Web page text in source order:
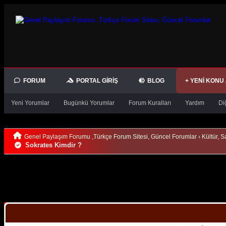
FORUM PORTAL GIRIŞ BLOG + YENI KONU
Yeni Yorumlar Bugünkü Yorumlar Forum Kuralları Yardım
Genel Paylaşım Forumu ,Türkçe Forum Sitesi, Güncel Forumlar › Kültür,
Sokrates Kimdir ?